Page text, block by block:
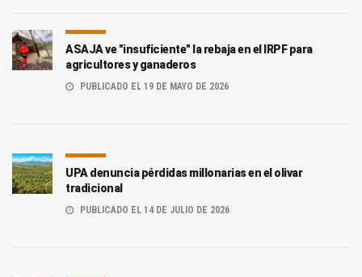
ASAJA ve "insuficiente" la rebaja en el IRPF para
agricultores y ganaderos
PUBLICADO EL 19 DE MAYO DE 2026
UPA denuncia pérdidas millonarias en el olivar
tradicional
PUBLICADO EL 14 DE JULIO DE 2026